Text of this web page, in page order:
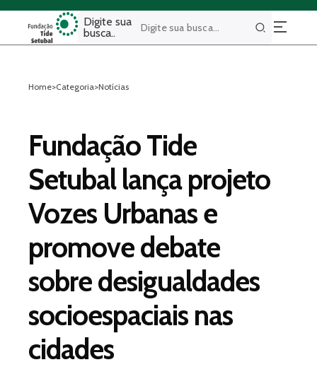
Digite sua
busca..
Buscar
Home>Categoria>Notícias
Fundação Tide
Setubal lança projeto
Vozes Urbanas e
promove debate
sobre desigualdades
socioespaciais nas
cidades